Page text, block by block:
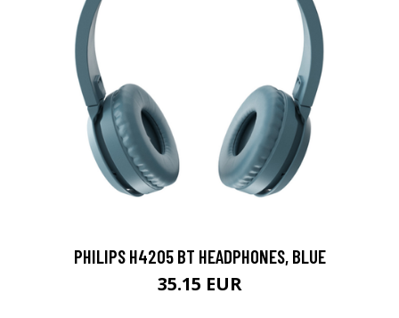
PHILIPS H4205 BT HEADPHONES, BLUE
35.15 EUR